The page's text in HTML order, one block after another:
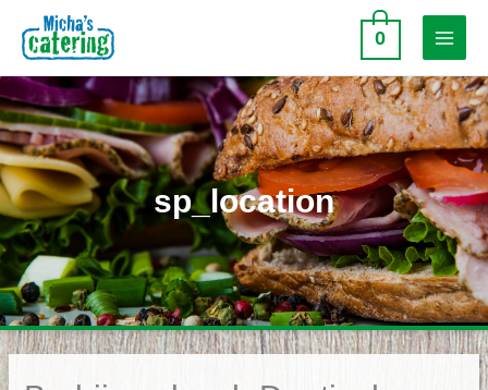
Doorgaan
naar
0
Main
Menu
sp_location